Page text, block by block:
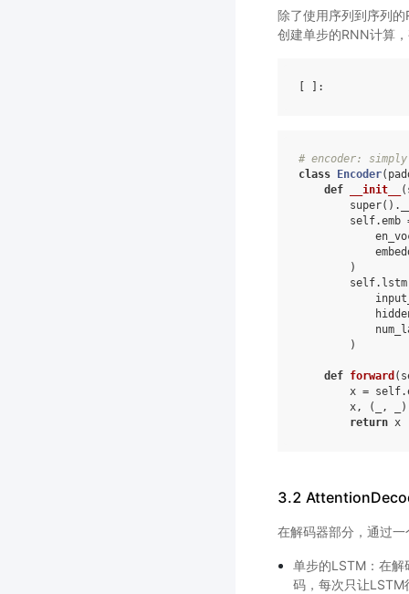
除了使用序列到序列
创建单步的RNN计算
[ ]
# encoder:
class Encoder(
def
__init__ (
super() .
self.emb
)
self. lstm
)
def forward (
x = self.
x , ( ,
)
return x
3.2
在解码器部分，通过
单步的LSTM：在
码，每次只让